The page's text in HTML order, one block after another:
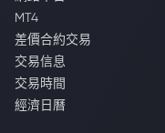
MT4
差價合約交易
交易信息
交易時間
經濟日曆